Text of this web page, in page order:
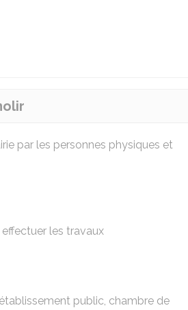
par les personnes physiques et
les travaux
public, chambre de